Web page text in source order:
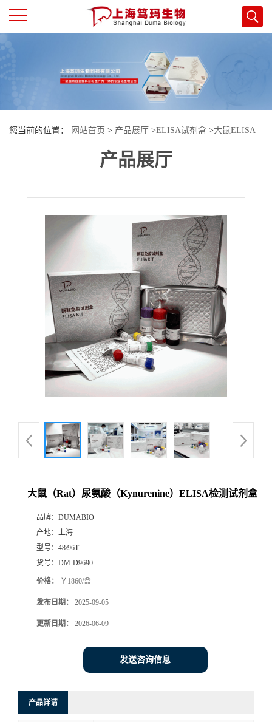
页
司
品
方
您当前的位置： 网站首页 > 产品展厅 >ELISA试剂盒 >大鼠ELISA
大鼠（Rat）尿氨酸（Kynurenine）ELISA检测试剂盒
产品展厅
大鼠（Rat）尿氨酸（Kynurenine）ELISA检测试剂盒
品牌： DUMABIO
产地： 上海
型号： 48/96T
货号： DM-D9690
价格： ￥1860/盒
发布日期： 2025-09-05
更新日期： 2026-06-09
发送咨询信息
产品详请